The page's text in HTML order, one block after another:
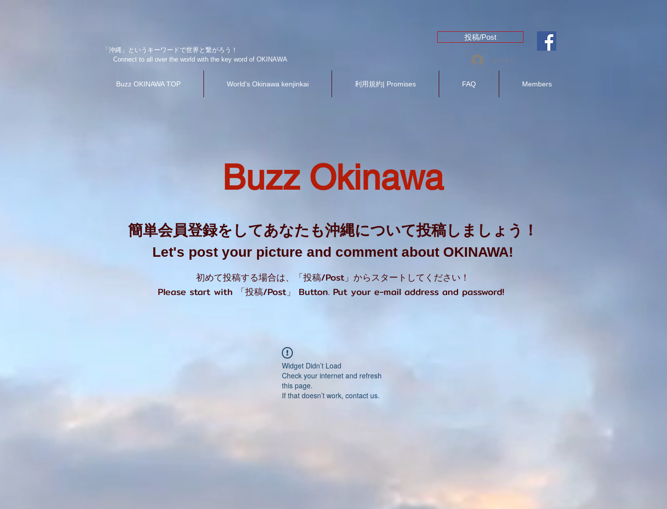
「沖縄」というキーワードで世界と繋がろう！
Connect to all over the world with the key word of OKINAWA
投稿/Post
ログイン
Buzz OKINAWA TOP World's Okinawa kenjinkai 利用規約| Promises FAQ Members
Buzz Okinawa
簡単会員登録をしてあなたも沖縄について投稿しましょう！
Let's post your picture and comment about OKINAWA!
初めて投稿する場合は、「投稿/Post」からスタートしてください！
Please start with 「投稿/Post」 Button. Put your e-mail address and password!
Widget Didn’t Load
Check your internet and refresh
this page.
If that doesn’t work, contact us.